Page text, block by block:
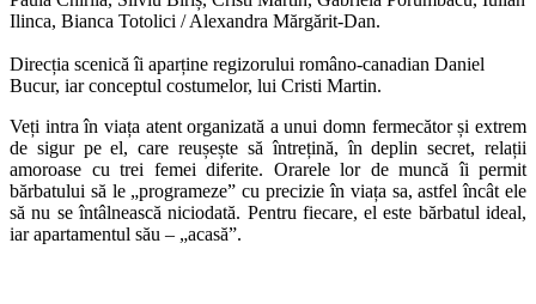
Ilinca, Bianca Totolici / Alexandra Mărgărit-Dan.
Direcția scenică îi aparține regizorului româno-canadian Daniel
Bucur, iar conceptul costumelor, lui Cristi Martin.
Veți intra în viața atent organizată a unui domn fermecător și extrem
de sigur pe el, care reușește să întrețină, în deplin secret, relații
amoroase cu trei femei diferite. Orarele lor de muncă îi permit
bărbatului să le „programeze” cu precizie în viața sa, astfel încât ele
să nu se întâlnească niciodată. Pentru fiecare, el este bărbatul ideal,
iar apartamentul său – „acasă”.